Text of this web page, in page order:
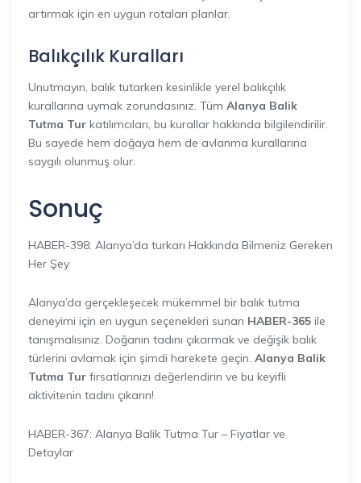
artırmak için en uygun rotaları planlar.
Balıkçılık Kuralları
Unutmayın, balık tutarken kesinlikle yerel balıkçılık
kurallarına uymak zorundasınız. Tüm Alanya Balik
Tutma Tur katılımcıları, bu kurallar hakkında bilgilendirilir.
Bu sayede hem doğaya hem de avlanma kurallarına
saygılı olunmuş olur.
Sonuç
HABER-398: Alanya’da turkarı Hakkında Bilmeniz Gereken
Her Şey
Alanya’da gerçekleşecek mükemmel bir balık tutma
deneyimi için en uygun seçenekleri sunan HABER-365 ile
tanışmalısınız. Doğanın tadını çıkarmak ve değişik balık
türlerini avlamak için şimdi harekete geçin. Alanya Balik
Tutma Tur fırsatlarınızı değerlendirin ve bu keyifli
aktivitenin tadını çıkarın!
HABER-367: Alanya Balik Tutma Tur – Fiyatlar ve
Detaylar